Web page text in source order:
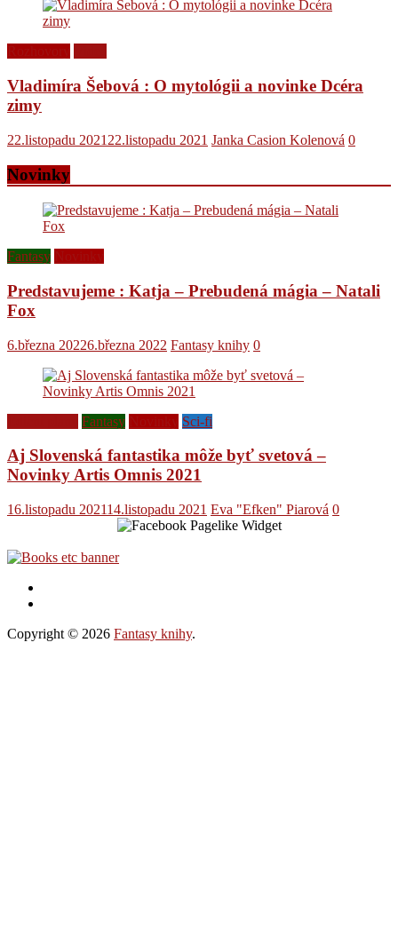
Vladimíra Šebová : O mytológii a novinke Dcéra
zimy
22.listopadu 2021 22.listopadu 2021 Janka Casion Kolenová 0
Novinky
Fantasy
Predstavujeme : Katja – Prebudená mágia – Natali
Fox
6.března 20226.března 2022 Fantasy knihy 0
Fantasy Sci-fi
Aj Slovenská fantastika môže byť svetová –
Novinky Artis Omnis 2021
16.listopadu 202114.listopadu 2021 Eva "Efken" Piarová 0
Copyright © 2026 Fantasy knihy.